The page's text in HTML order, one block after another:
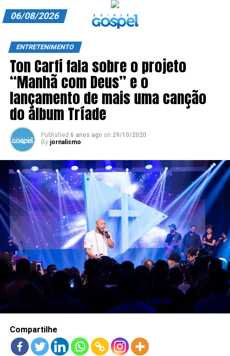
ANUNCIE CONOSCO
ASSINE
CARRINHO
EDITORIAL
ENTREVISTAS
EXPEDIENTE
FINALIZAR COMPRA
HOME
LANÇAMENTOS
06/08/2026
ENTRETENIMENTO
Ton Carfi fala sobre o projeto
“Manhã com Deus” e o
lançamento de mais uma canção
do álbum Tríade
Published 6 anos ago on 29/10/2020
By jornalismo
Compartilhe